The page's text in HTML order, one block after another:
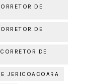
DE
DE
DE
JERICOACOARA